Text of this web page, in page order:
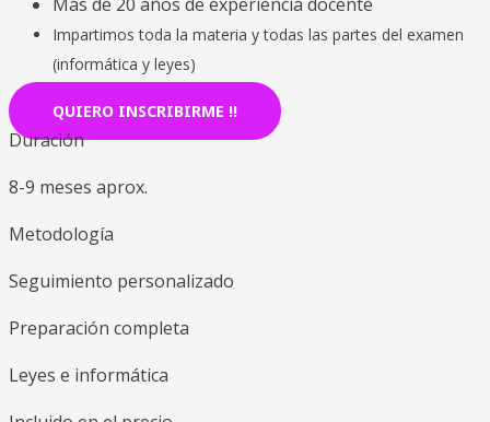
Impartimos toda la materia y todas las partes del examen
(informática y leyes)
QUIERO INSCRIBIRME !!
Duración
8-9 meses aprox.
Metodología
Seguimiento personalizado
Preparación completa
Leyes e informática